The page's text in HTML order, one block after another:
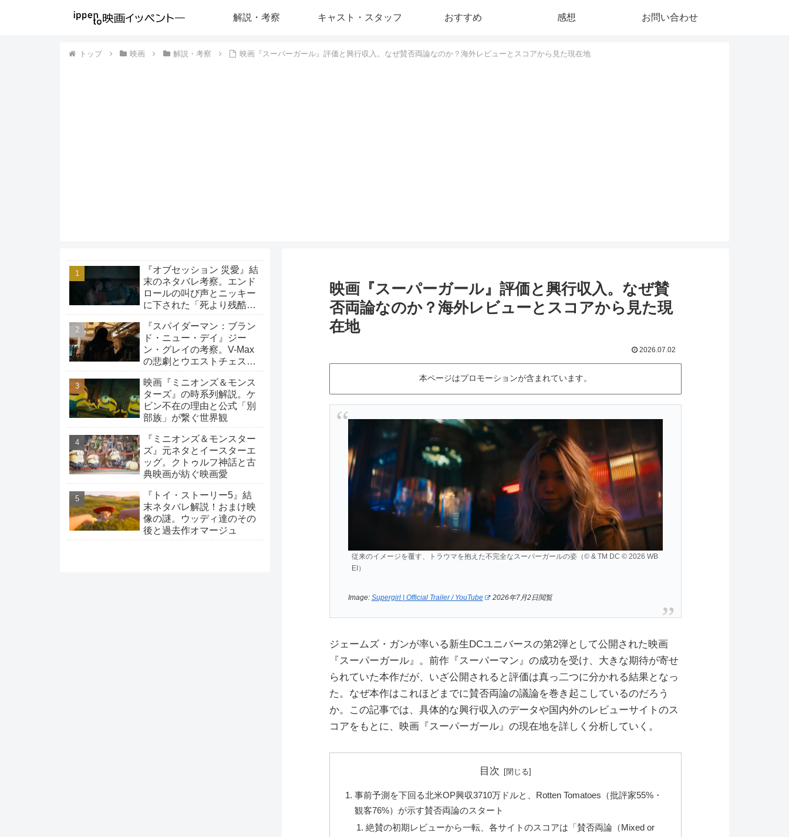
解説・考察 キャスト・スタッフ おすすめ 感想 お問い合わせ
トップ 映画 解説・考察 映画『スーパーガール』評価と興行収入。なぜ賛否両論なのか？海外レビューとスコアから見た現在地
映画『スーパーガール』評価と興行収入。なぜ賛
否両論なのか？海外レビューとスコアから見た現
在地
2026.07.02
本ページはプロモーションが含まれています。
従来のイメージを覆す、トラウマを抱えた不完全なスーパーガールの姿（© & TM DC © 2026 WB
EI）
Image: Supergirl | Official Trailer / YouTube 2026年7月2日閲覧
ジェームズ・ガンが率いる新生DCユニバースの第2弾として公開された映画
『スーパーガール』。前作『スーパーマン』の成功を受け、大きな期待が寄せ
られていた本作だが、いざ公開されると評価は真っ二つに分かれる結果となっ
た。なぜ本作はこれほどまでに賛否両論の議論を巻き起こしているのだろう
か。この記事では、具体的な興行収入のデータや国内外のレビューサイトのス
コアをもとに、映画『スーパーガール』の現在地を詳しく分析していく。
目次
事前予測を下回る北米OP興収3710万ドルと、Rotten Tomatoes（批評家55%・
観客76%）が示す賛否両論のスタート
絶賛の初期レビューから一転、各サイトのスコアは「賛否両論（Mixed or
『オブセッション 災愛』結
末のネタバレ考察。エンド
ロールの叫び声とニッキー
に下された「死より残酷な
『スパイダーマン：ブラン
ド・ニュー・デイ』ジー
ン・グレイの考察。V-Max
の悲劇とウエストチェスタ
映画『ミニオンズ＆モンス
ターズ』の時系列解説。ケ
ビン不在の理由と公式「別
部族」が繋ぐ世界観
『ミニオンズ＆モンスター
ズ』元ネタとイースターエ
ッグ。クトゥルフ神話と古
典映画が紡ぐ映画愛
『トイ・ストーリー5』結
末ネタバレ解説！おまけ映
像の謎。ウッディ達のその
後と過去作オマージュ